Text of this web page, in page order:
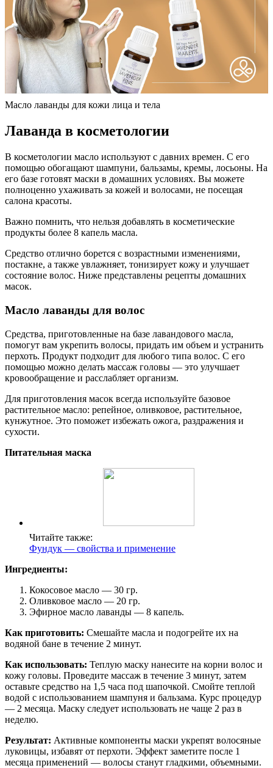
Масло лаванды для кожи лица и тела
Лаванда в косметологии
В косметологии масло используют с давних времен. С его
помощью обогащают шампуни, бальзамы, кремы, лосьоны. На
его базе готовят маски в домашних условиях. Вы можете
полноценно ухаживать за кожей и волосами, не посещая
салона красоты.
Важно помнить, что нельзя добавлять в косметические
продукты более 8 капель масла.
Средство отлично борется с возрастными изменениями,
постакне, а также увлажняет, тонизирует кожу и улучшает
состояние волос. Ниже представлены рецепты домашних
масок.
Масло лаванды для волос
Средства, приготовленные на базе лавандового масла,
помогут вам укрепить волосы, придать им объем и устранить
перхоть. Продукт подходит для любого типа волос. С его
помощью можно делать массаж головы — это улучшает
кровообращение и расслабляет организм.
Для приготовления масок всегда используйте базовое
растительное масло: репейное, оливковое, растительное,
кунжутное. Это поможет избежать ожога, раздражения и
сухости.
Питательная маска
Читайте также:
Фундук — свойства и применение
Ингредиенты:
Кокосовое масло — 30 гр.
Оливковое масло — 20 гр.
Эфирное масло лаванды — 8 капель.
Как приготовить: Смешайте масла и подогрейте их на
водяной бане в течение 2 минут.
Как использовать: Теплую маску нанесите на корни волос и
кожу головы. Проведите массаж в течение 3 минут, затем
оставьте средство на 1,5 часа под шапочкой. Смойте теплой
водой с использованием шампуня и бальзама. Курс процедур
— 2 месяца. Маску следует использовать не чаще 2 раз в
неделю.
Результат: Активные компоненты маски укрепят волосяные
луковицы, избавят от перхоти. Эффект заметите после 1
месяца применений — волосы станут гладкими, объемными.